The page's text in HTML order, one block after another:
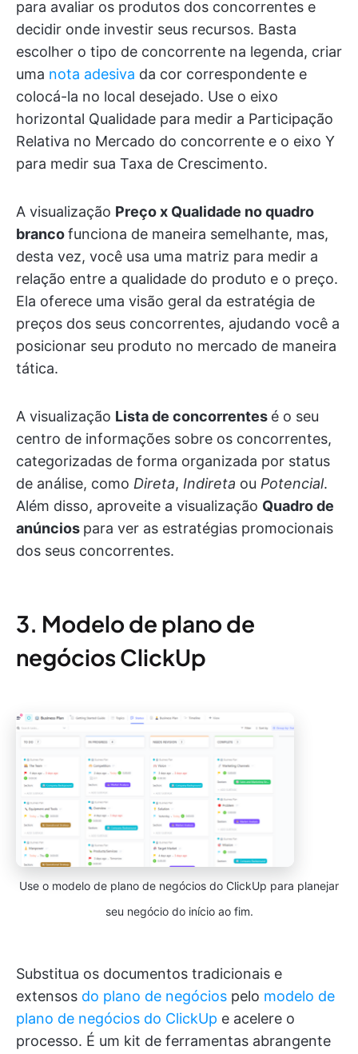
para avaliar os produtos dos concorrentes e
decidir onde investir seus recursos. Basta
escolher o tipo de concorrente na legenda, criar
uma nota adesiva da cor correspondente e
colocá-la no local desejado. Use o eixo
horizontal Qualidade para medir a Participação
Relativa no Mercado do concorrente e o eixo Y
para medir sua Taxa de Crescimento.
A visualização Preço x Qualidade no quadro
brancofunciona de maneira semelhante, mas,
desta vez, você usa uma matriz para medir a
relação entre a qualidade do produto e o preço.
Ela oferece uma visão geral da estratégia de
preços dos seus concorrentes, ajudando você a
posicionar seu produto no mercado de maneira
tática.
A visualização Lista de concorrentes é o seu
centro de informações sobre os concorrentes,
categorizadas de forma organizada por status
de análise, como Direta, Indireta ou Potencial.
Além disso, aproveite a visualização Quadro de
anúncios para ver as estratégias promocionais
dos seus concorrentes.
3. Modelo de plano de
negócios ClickUp
Use o modelo de plano de negócios do ClickUp para planejar
seu negócio do início ao fim.
Substitua os documentos tradicionais e
extensos do plano de negócios pelo modelo de
plano de negócios do ClickUp e acelere o
processo. É um kit de ferramentas abrangente